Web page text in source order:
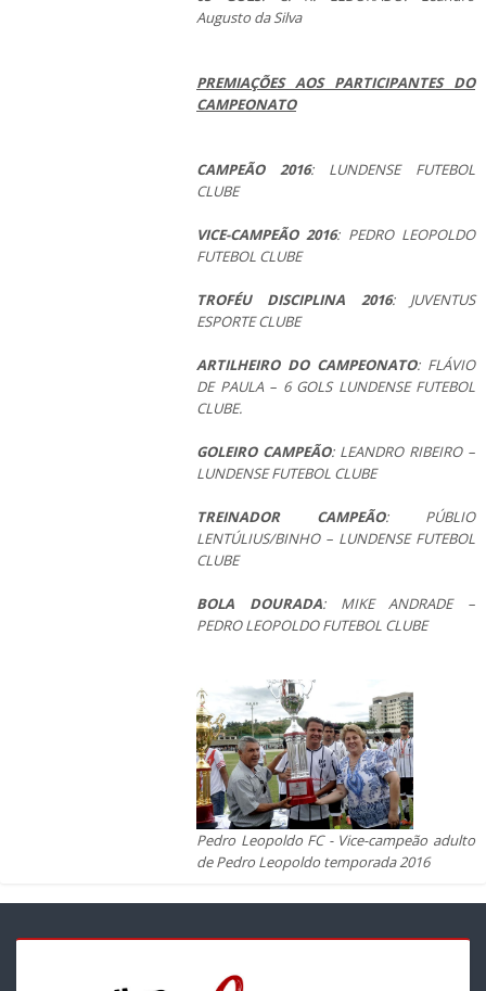
Augusto da Silva
PREMIAÇÕES AOS PARTICIPANTES DO
CAMPEONATO
CAMPEÃO 2016: LUNDENSE FUTEBOL
CLUBE
VICE-CAMPEÃO 2016: PEDRO LEOPOLDO
FUTEBOL CLUBE
TROFÉU DISCIPLINA 2016: JUVENTUS
ESPORTE CLUBE
ARTILHEIRO DO CAMPEONATO: FLÁVIO
DE PAULA – 6 GOLS LUNDENSE FUTEBOL
CLUBE.
GOLEIRO CAMPEÃO: LEANDRO RIBEIRO –
LUNDENSE FUTEBOL CLUBE
TREINADOR CAMPEÃO: PÚBLIO
LENTÚLIUS/BINHO – LUNDENSE FUTEBOL
CLUBE
BOLA DOURADA: MIKE ANDRADE –
PEDRO LEOPOLDO FUTEBOL CLUBE
Pedro Leopoldo FC - Vice-campeão adulto
de Pedro Leopoldo temporada 2016